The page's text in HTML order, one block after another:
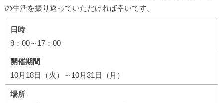
の生活を振り返っていただければ幸いです。
日時
9：00～17：00
開催期間
10月18日（火）～10月31日（月）
場所